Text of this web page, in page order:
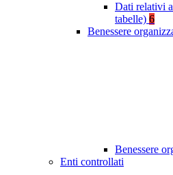
Dati relativi
tabelle) 6
Benessere
Benessere
Enti controllati